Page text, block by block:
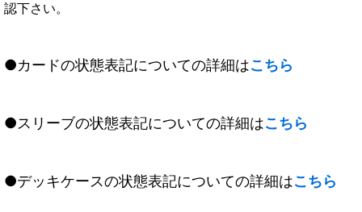
認下さい。
●カードの状態表記についての詳細はこちら
●スリーブの状態表記についての詳細はこちら
●デッキケースの状態表記についての詳細はこちら